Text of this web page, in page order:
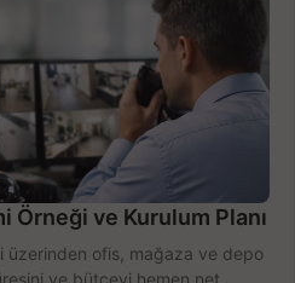
Örneği ve Kurulum Planı
üzerinden ofis, mağaza ve depo